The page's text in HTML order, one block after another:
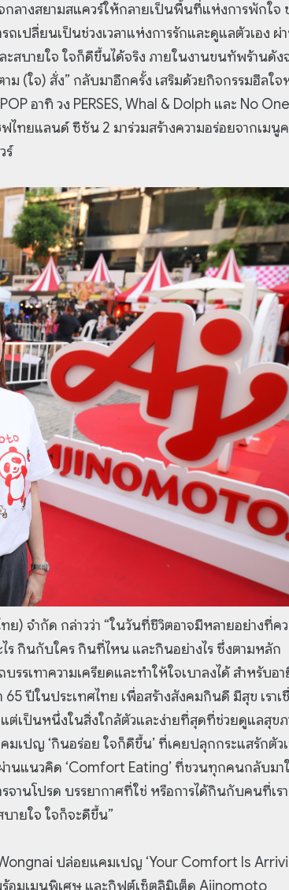
ลางสยามสแควร์ให้กลายเป็นพื้นที่แห่งการพักใจ
เปลี่ยนเป็นช่วงเวลาแห่งการรักและดูแลตัวเอง ผ่
สบายใจ ใจก็ดีขึ้นได้จริง ภายในงานขนทัพร้านดัง
ม (ใจ) สั่ง” กลับมาอีกครั้ง เสริมด้วยกิจกรรมฮีลใจ
อาทิ วง PERSES, Whal & Dolph และ No One
ไทยแลนด์ ซีซัน 2 มาร่วมสร้างความอร่อยจากเมนู
ร์
ย) จำกัด กล่าวว่า “ในวันที่ชีวิตอาจมีหลายอย่างที่ค
ไร กินกับใคร กินที่ไหน และกินอย่างไร ซึ่งตามหลัก
รเทาความเครียดและทำให้ใจเบาลงได้ สำหรับอา
65 ปีในประเทศไทย เพื่อสร้างสังคมกินดี มีสุข เราเ
แต่เป็นหนึ่งในสิ่งใกล้ตัวและง่ายที่สุดที่ช่วยดูแลสุขภ
เปญ ‘กินอร่อย ใจก็ดีขึ้น’ ที่เคยปลุกกระแสรักตัว
นแนวคิด ‘Comfort Eating’ ที่ชวนทุกคนกลับมา
จานโปรด บรรยากาศที่ใช่ หรือการได้กินกับคนที่เร
ายใจ ใจก็จะดีขึ้น”
ปล่อยแคมเปญ ‘Your Comfort Is
มเมนูพิเศษ และกิฟต์เซ็ตลิมิเต็ด Ajinomoto